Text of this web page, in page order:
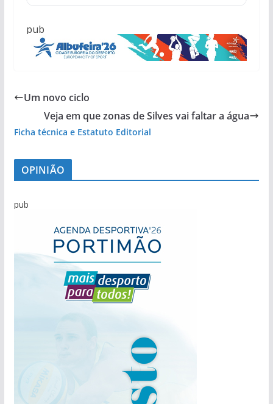
pub
Um novo ciclo
Veja em que zonas de Silves vai faltar a água
Ficha técnica e Estatuto Editorial
OPINIÃO
pub